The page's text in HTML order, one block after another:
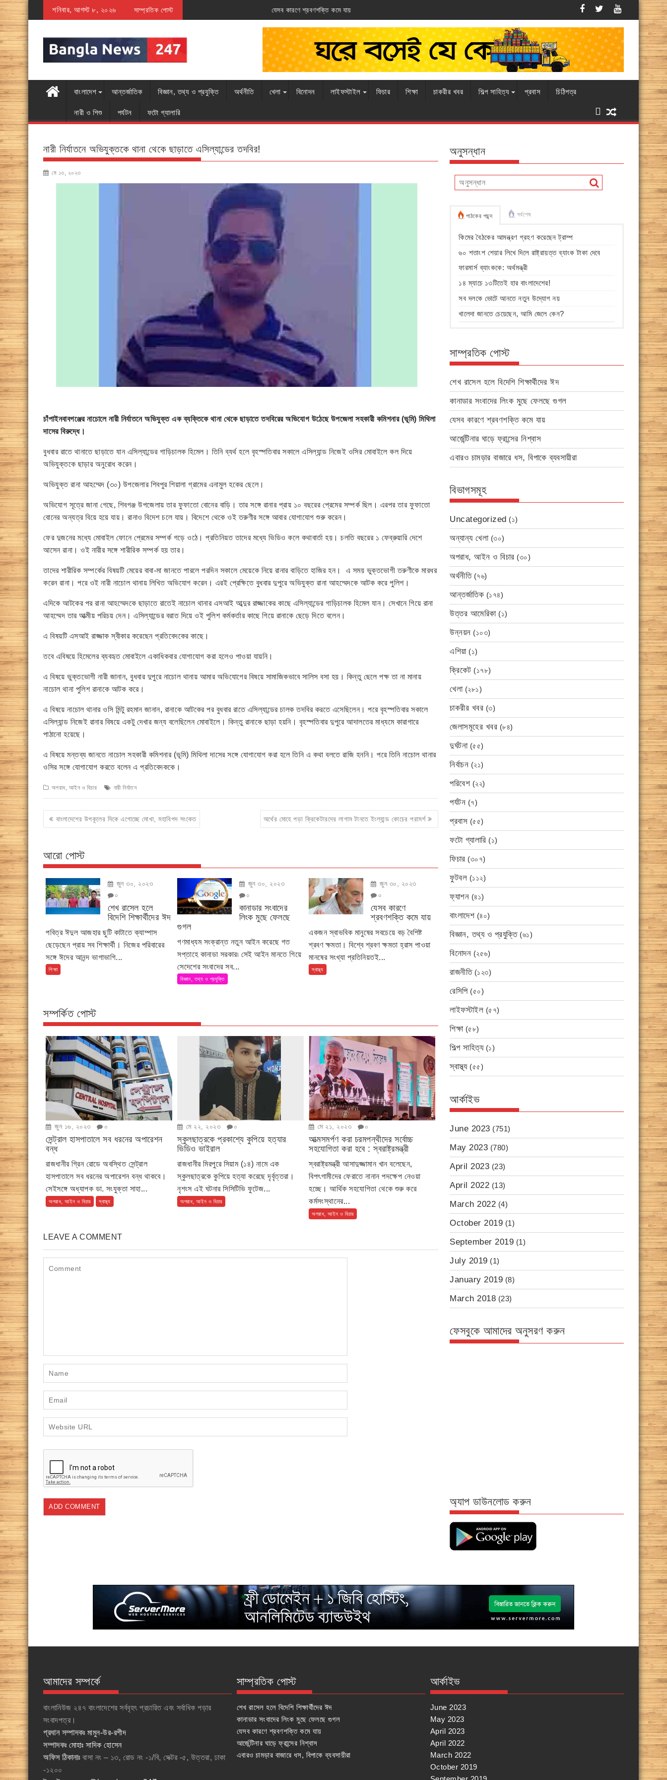
Skip
শনিবার, আগস্ট ৮, ২০২৬ সাম্প্রতিক পোস্ট
লিংক মুছে ফেলছে গুগল যেসব কারণে শ্রবণশক্তি কমে যায় এবারও চামড়ার বাজারে ধস, বিপাকে ব্যবসায়ীরা
বাংলাদেশ আন্তর্জাতিক বিজ্ঞান, তথ্য ও প্রযুক্তি অর্থনীতি খেলা বিনোদন লাইফস্টাইল ফিচার শিক্ষা চাকরীর খবর শিল্প সাহিত্য প্রবাস চিঠিপত্র
নারী ও শিশু পর্যটন ফটো গ্যালারি
নারী নির্যাতনে অভিযুক্তকে থানা থেকে ছাড়াতে এসিল্যান্ডের তদবির!
মে ১৩, ২০২৩
চাঁপাইনবাবগঞ্জের নাচোলে নারী নির্যাতনে অভিযুক্ত এক ব্যক্তিকে থানা থেকে ছাড়াতে তদবিরের অভিযোগ উঠেছে উপজেলা সহকারী কমিশনার (ভূমি) মিথিলা
দাসের বিরুদ্ধে।
বুধবার রাতে থানাতে ছাড়াতে যান এসিল্যান্ডের গাড়িচালক হিমেল। তিনি ব্যর্থ হলে বৃহস্পতিবার সকালে এসিল্যান্ড নিজেই ওসির মোবাইলে কল দিয়ে
অভিযুক্তকে ছাড়ার অনুরোধ করেন।
অভিযুক্ত রানা আহম্মেদ (৩০) উপজেলার শিবপুর শিয়ালা গ্রামের এনামুল হকের ছেলে।
অভিযোগ সূত্রে জানা গেছে, শিবগঞ্জ উপজেলায় তার ফুফাতো বোনের বাড়ি। তার সঙ্গে রানার প্রায় ১০ বছরের প্রেমের সম্পর্ক ছিল। এরপর তার ফুফাতো
বোনের অন্যত্র বিয়ে হয়ে যায়। রানাও বিদেশ চলে যায়। বিদেশে থেকে ওই তরুণীর সঙ্গে আবার যোগাযোগ শুরু করেন।
ফের দুজনের মধ্যে মোবাইল ফোনে প্রেমের সম্পর্ক গড়ে ওঠে। প্রতিনিয়ত তাদের মধ্যে ভিডিও কলে কথাবার্তা হয়। চলতি বছরের ১ ফেব্রুয়ারি দেশে
আসেন রানা। ওই নারীর সঙ্গে শারীরিক সম্পর্ক হয় তার।
তাদের শারীরিক সম্পর্কের বিষয়টি মেয়ের বাবা-মা জানতে পারলে পরদিন সকালে মেয়েকে নিয়ে রানার বাড়িতে হাজির হন। এ সময় ভুক্তভোগী তরুণীকে মারধর
করেন রানা। পরে ওই নারী নাচোল থানায় লিখিত অভিযোগ করেন। এরই প্রেক্ষিতে বুধবার দুপুরে অভিযুক্ত রানা আহম্মেদকে আটক করে পুলিশ।
এদিকে আটকের পর রানা আহম্মেদকে ছাড়াতে রাতেই নাচোল থানার এসআই আব্দুর রাজ্জাকের কাছে এসিল্যান্ডের গাড়িচালক হিমেল যান। সেখানে গিয়ে রানা
আহম্মেদ তার আত্মীয় পরিচয় দেন। এসিল্যান্ডের বরাত দিয়ে ওই পুলিশ কর্মকর্তার কাছে গিয়ে রানাকে ছেড়ে দিতে বলেন।
এ বিষয়টি এসআই রাজ্জাক স্বীকার করেছেন প্রতিবেদকের কাছে।
তবে এবিষয়ে হিমেলের ব্যবহৃত মোবাইলে একাধিকবার যোগাযোগ করা হলেও পাওয়া যায়নি।
এ বিষয়ে ভুক্তভোগী নারী জানান, বুধবার দুপুরে নাচোল থানায় আমার অভিযোগের বিষয়ে সামাজিকভাবে সালিস বসা হয়। কিন্তু ছেলে পক্ষ তা না মানায়
নাচোল থানা পুলিশ রানাকে আটক করে।
এ বিষয়ে নাচোল থানার ওসি মিন্টু রহমান জানান, রানাকে আটকের পর বুধবার রাতে এসিল্যান্ডের চালক তদবির করতে এসেছিলেন। পরে বৃহস্পতিবার সকালে
এসিল্যান্ড নিজেই রানার বিষয়ে একটু দেখার জন্য বলেছিলেন মোবাইলে। কিন্তু রানাকে ছাড়া হয়নি। বৃহস্পতিবার দুপুরে আদালতের মাধ্যমে কারাগারে
পাঠানো হয়েছে।
এ বিষয়ে মন্তব্য জানতে নাচোল সহকারী কমিশনার (ভূমি) মিথিলা দাসের সঙ্গে যোগাযোগ করা হলে তিনি এ কথা বলতে রাজি হননি। পরে তিনি নাচোল থানার
ওসির সঙ্গে যোগাযোগ করতে বলেন এ প্রতিবেদককে।
অপরাধ, আইন ও বিচার নারী নির্যাতন
Post
navigation
বাংলাদেশের উপকূলের দিকে এগোচ্ছে মোখা, মহাবিপদ সংকেত অর্থের মোহে পড়া ক্রিকেটারদের লাগাম টানতে ইংল্যান্ড কোচের পরামর্শ
আরো পোস্ট
জুন ৩০, ২০২৩
০
শেখ রাসেল হলে
বিদেশি শিক্ষার্থীদের ঈদ
পবিত্র ঈদুল আজহার ছুটি কাটাতে ক্যাম্পাস
ছেড়েছেন প্রায় সব শিক্ষার্থী। নিজের পরিবারের
সঙ্গে ঈদের আনন্দ ভাগাভাগি...
শিক্ষা
জুন ৩০, ২০২৩
০
কানাডার সংবাদের
লিংক মুছে ফেলছে
গুগল
গণমাধ্যম সংক্রান্ত নতুন আইন করেছে গত
সপ্তাহে কানাডা সরকার৷ সেই আইন মানতে গিয়ে
সেদেশের সংবাদের সব...
বিজ্ঞান, তথ্য ও প্রযুক্তি
জুন ৩০, ২০২৩
০
যেসব কারণে
শ্রবণশক্তি কমে যায়
একজন স্বাভবিক মানুষের সবচেয়ে বড় বৈশিষ্ট
শ্রবণ ক্ষমতা। বিশ্বে শ্রবণ ক্ষমতা হ্রাস পাওয়া
মানষের সংখ্যা প্রতিনিয়তই...
স্বাস্থ্য
সম্পর্কিত পোস্ট
জুন ১৬, ২০২৩ ০
সেন্ট্রাল হাসপাতালে সব ধরনের অপারেশন
বন্ধ
রাজধানীর গ্রিন রোডে অবস্থিত সেন্ট্রাল
হাসপাতালে সব ধরনের অপারেশন বন্ধ থাকবে।
সেইসঙ্গে অধ্যাপক ডা. সংযুক্তা সাহা...
অপরাধ, আইন ও বিচার স্বাস্থ্য
মে ২২, ২০২৩ ০
স্কুলছাত্রকে প্রকাশ্যে কুপিয়ে হত্যার
ভিডিও ভাইরাল
রাজধানীর মিরপুরে সিয়াম (১৪) নামে এক
স্কুলছাত্রকে কুপিয়ে হত্যা করেছে দৃর্বৃত্তরা।
নৃশংস এই ঘটনার সিসিটিভি ফুটেজ...
অপরাধ, আইন ও বিচার
মে ২১, ২০২৩ ০
আত্মসমর্পণ করা চরমপন্থীদের সর্বোচ্চ
সহযোগিতা করা হবে : স্বরাষ্ট্রমন্ত্রী
স্বরাষ্ট্রমন্ত্রী আসাদুজ্জামান খান বলেছেন,
বিপৎগামীদের ফেরাতে নানান পদক্ষেপ নেওয়া
হচ্ছে। আর্থিক সহযোগিতা থেকে শুরু করে
কর্মসংস্থানের...
অপরাধ, আইন ও বিচার
LEAVE A COMMENT
অনুসন্ধান
পাঠকের পছন্দ সর্বশেষ
কিমের বৈঠকের আমন্ত্রণ গ্রহণ করেছেন ট্রাম্প
৬০ শতাংশ শেয়ার লিখে দিলে রাষ্ট্রায়ত্ত ব্যাংক টাকা দেবে
ফারমার্স ব্যাংককে: অর্থমন্ত্রী
১৪ ম্যাচে ১৩টিতেই হার বাংলাদেশের!
সব দলকে ভোটে আনতে নতুন উদ্যোগ নয়
খালেদা জানতে চেয়েছেন, আমি জেলে কেন?
সাম্প্রতিক পোস্ট
শেখ রাসেল হলে বিদেশি শিক্ষার্থীদের ঈদ
কানাডার সংবাদের লিংক মুছে ফেলছে গুগল
যেসব কারণে শ্রবণশক্তি কমে যায়
আর্জেন্টিনার ঘাড়ে ফ্রান্সের নিশ্বাস
এবারও চামড়ার বাজারে ধস, বিপাকে ব্যবসায়ীরা
বিভাগসমূহ
Uncategorized (১)
অন্যান্য খেলা(৩০)
অপরাধ, আইন ও বিচার (৩০)
অর্থনীতি(৭৬)
আন্তর্জাতিক (১৭৪)
উত্তর আমেরিকা(১)
উন্নয়ন (১০৩)
এশিয়া(১)
ক্রিকেট (১৭৮)
খেলা(২৮১)
চাকরীর খবর (৩)
জেলাসমূহের খবর (৮৪)
দুর্ঘটনা(৫৫)
নির্বাচন (২১)
পরিবেশ (২২)
পর্যটন (৭)
প্রবাস (৫৫)
ফটো গ্যালারি (১)
ফিচার (৩০৭)
ফুটবল (১১২)
ফ্যাশন (৪১)
বাংলাদেশ (৪০)
বিজ্ঞান, তথ্য ও প্রযুক্তি(৬১)
বিনোদন (২৫৬)
রাজনীতি(১২৩)
রেসিপি(৫০)
লাইফস্টাইল (৫৭)
শিক্ষা(৫৮)
শিল্প সাহিত্য(১)
স্বাস্থ্য(৫৫)
আর্কাইভ
June 2023 (751)
May 2023 (780)
April 2023 (23)
April 2022 (13)
March 2022 (4)
October 2019 (1)
September 2019 (1)
July 2019 (1)
January 2019 (8)
March 2018 (23)
ফেসবুকে আমাদের অনুসরণ করুন
অ্যাপ ডাউনলোড করুন
আমাদের সম্পর্কে
বাংলানিউজ ২৪৭ বাংলাদেশের সর্ববৃহৎ প্রচারিত এবং সর্বাধিক পড়ার
সংবাদপত্র।
প্রধান সম্পাদকঃ মামুন-উর-রশীদ
সম্পাদকঃ মোহাঃ সাদিক হোসেন
অফিস ঠিকানাঃবাসা নং – ১৩, রোড নং -১/বি, সেক্টর -৫, উত্তরা, ঢাকা
-১২০০
সাম্প্রতিক পোস্ট
শেখ রাসেল হলে বিদেশি শিক্ষার্থীদের ঈদ
কানাডার সংবাদের লিংক মুছে ফেলছে গুগল
যেসব কারণে শ্রবণশক্তি কমে যায়
আর্জেন্টিনার ঘাড়ে ফ্রান্সের নিশ্বাস
এবারও চামড়ার বাজারে ধস, বিপাকে ব্যবসায়ীরা
আর্কাইভ
June 2023
May 2023
April 2023
April 2022
March 2022
October 2019